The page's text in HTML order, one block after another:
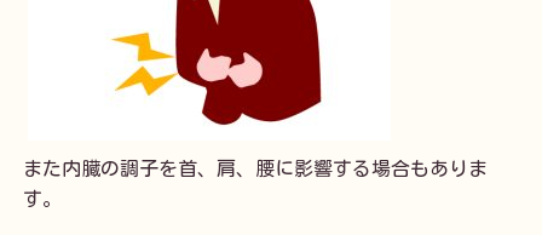
また内臓の調子を首、肩、腰に影響する場合もありま
す。